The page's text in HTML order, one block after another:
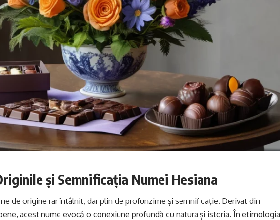
și Semnificația Numei Hesiana
de origine rar întâlnit, dar plin de profunzime și semnificație. Derivat din
acest nume evocă o conexiune profundă cu natura și istoria. În etimologia